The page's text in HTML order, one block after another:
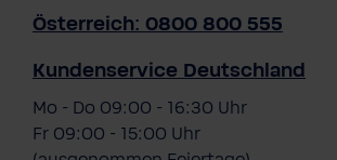
Österreich: 0800 800 555
Kundenservice Deutschland
Mo - Do 09:00 - 16:30 Uhr
Fr 09:00 - 15:00 Uhr